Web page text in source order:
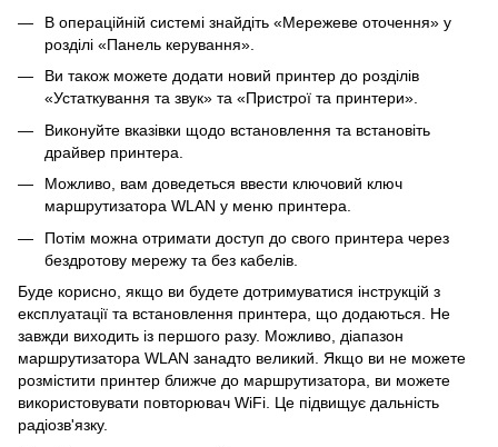
В операційній системі знайдіть «Мережеве оточення» у
розділі «Панель керування».
Ви також можете додати новий принтер до розділів
«Устаткування та звук» та «Пристрої та принтери».
Виконуйте вказівки щодо встановлення та встановіть
драйвер принтера.
Можливо, вам доведеться ввести ключовий ключ
маршрутизатора WLAN у меню принтера.
Потім можна отримати доступ до свого принтера через
бездротову мережу та без кабелів.
Буде корисно, якщо ви будете дотримуватися інструкцій з
експлуатації та встановлення принтера, що додаються. Не
завжди виходить із першого разу. Можливо, діапазон
маршрутизатора WLAN занадто великий. Якщо ви не можете
розмістити принтер ближче до маршрутизатора, ви можете
використовувати повторювач WiFi. Це підвищує дальність
радіозв'язку.